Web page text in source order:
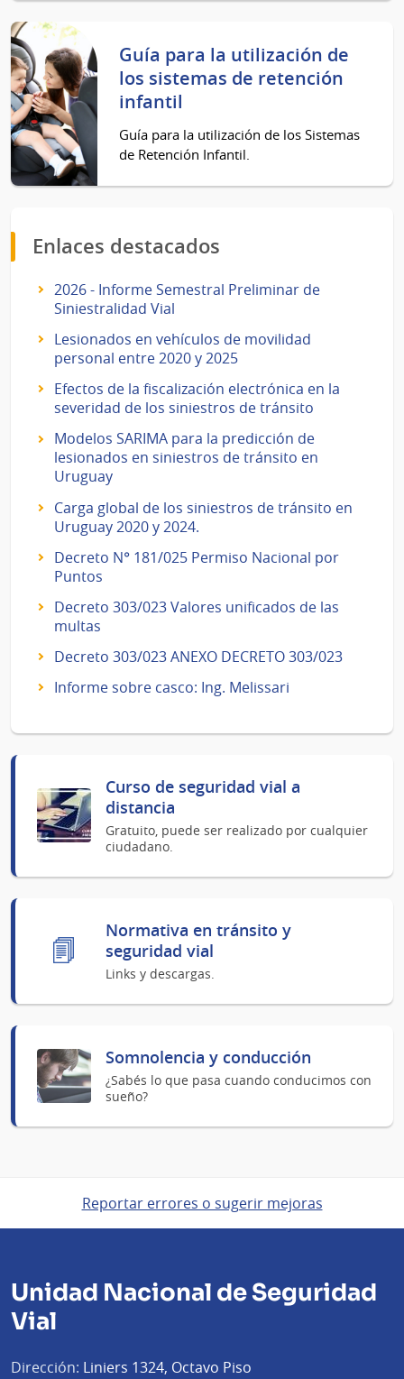
Guía para la utilización de
los sistemas de retención
infantil
Guía para la utilización de los Sistemas
de Retención Infantil.
Enlaces destacados
2026 - Informe Semestral Preliminar de
Siniestralidad Vial
Lesionados en vehículos de movilidad
personal entre 2020 y 2025
Efectos de la fiscalización electrónica en la
severidad de los siniestros de tránsito
Modelos SARIMA para la predicción de
lesionados en siniestros de tránsito en
Uruguay
Carga global de los siniestros de tránsito en
Uruguay 2020 y 2024.
Decreto N° 181/025 Permiso Nacional por
Puntos
Decreto 303/023 Valores unificados de las
multas
Decreto 303/023 ANEXO DECRETO 303/023
Informe sobre casco: Ing. Melissari
Curso de seguridad vial a
distancia
Gratuito, puede ser realizado por cualquier
ciudadano.
Normativa en tránsito y
seguridad vial
Links y descargas.
Somnolencia y conducción
¿Sabés lo que pasa cuando conducimos con
sueño?
Reportar errores o sugerir mejoras
Unidad Nacional de Seguridad
Vial
Dirección: Liniers 1324, Octavo Piso